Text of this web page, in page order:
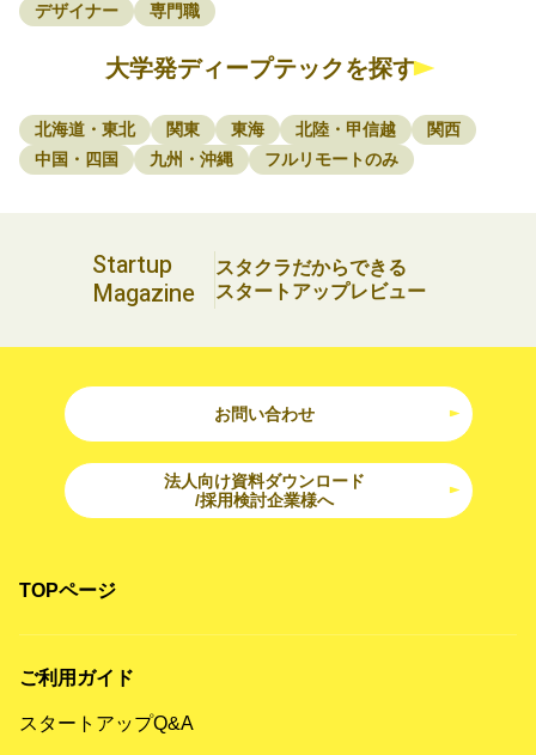
デザイナー
専門職
大学発ディープテックを探す
北海道・東北 関東 東海 北陸・甲信越
関西
中国・四国
九州・沖縄 フルリモートのみ
Startup
Magazine
スタクラだからできる
スタートアップレビュー
お問い合わせ
法人向け資料ダウンロード
/採用検討企業様へ
TOPページ
ご利用ガイド
スタートアップQ&A